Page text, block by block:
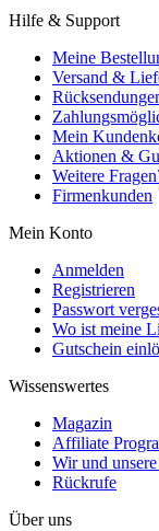
Hilfe & Support
Meine
Versand &
Mein
Aktionen &
Weitere
Firmenkunden
Mein Konto
Anmelden
Registrieren
Passwort
Wo ist meine
Gutschein
Wissenswertes
Magazin
Affiliate
Wir und
Rückrufe
Über uns